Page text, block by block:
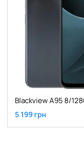
5 199 грн